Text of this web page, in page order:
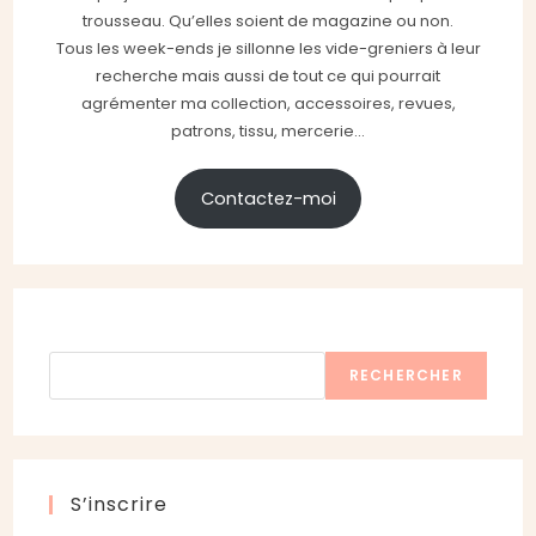
trousseau. Qu’elles soient de magazine ou non.
Tous les week-ends je sillonne les vide-greniers à leur
recherche mais aussi de tout ce qui pourrait
agrémenter ma collection, accessoires, revues,
patrons, tissu, mercerie...
Contactez-moi
RECHERCHER
S’inscrire